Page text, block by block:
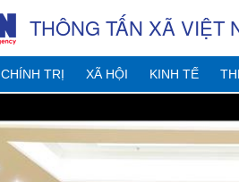
THÔNG TẤN XÃ VIỆT
CHÍNH TRỊ XÃ HỘI KINH TẾ